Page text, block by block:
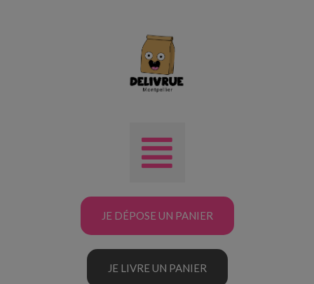
JE DÉPOSE UN PANIER
JE LIVRE UN PANIER